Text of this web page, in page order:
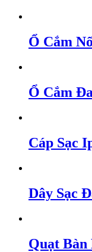
Ổ Cắm
Ổ Cắm
Cáp Sạc
Dây Sạc
Quạt Bàn